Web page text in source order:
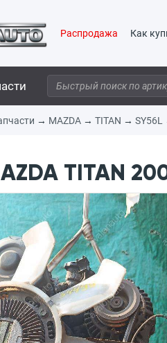
Распродажа Как
→ MAZDA → TITAN → SY56L
TITAN